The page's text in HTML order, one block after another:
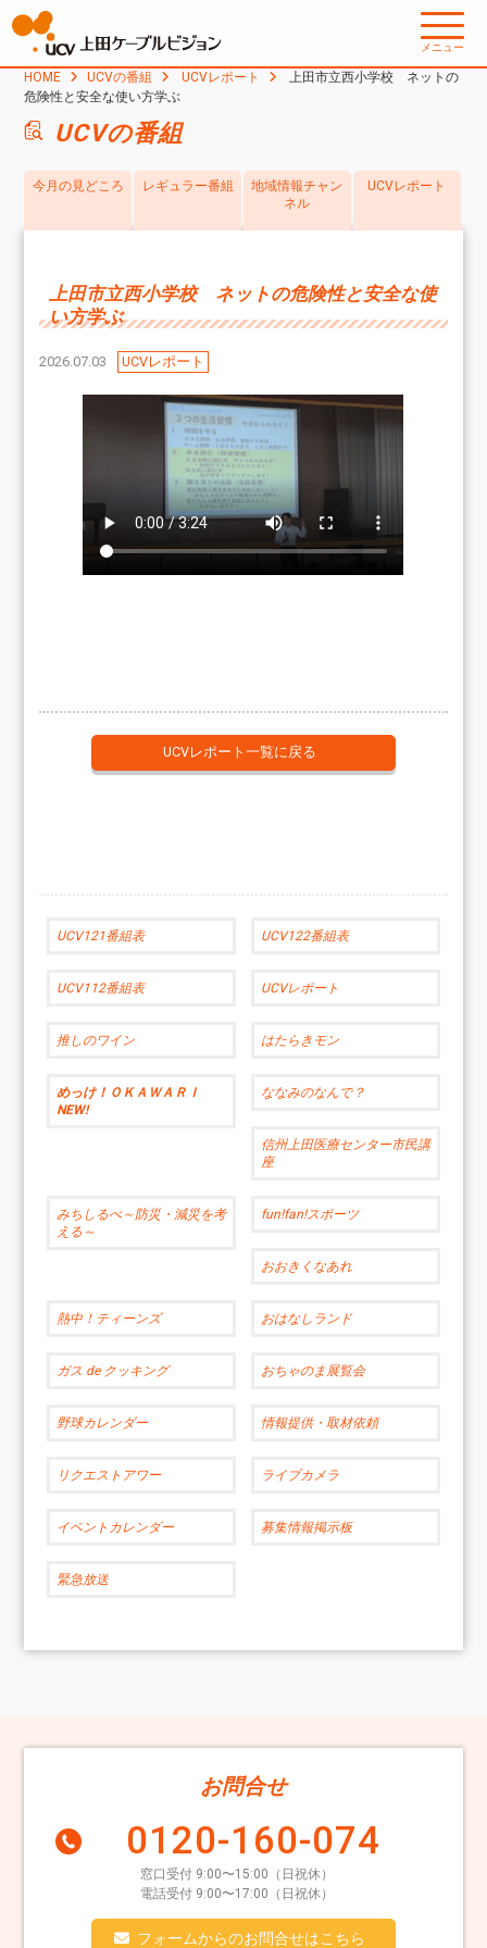
メニュー
HOME UCVの番組 UCVレポート
上田市立西小学校 ネットの
危険性と安全な使い方学ぶ
UCVの番組
今月の見どころ レギュラー番組
地域情報チャン
ネル
UCVレポート
上田市立西小学校 ネットの危険性と安全な使
い方学ぶ
2026.07.03 UCVレポート
UCVレポート一覧に戻る
UCV121番組表 UCV122番組表
UCV112番組表 UCVレポート
推しのワイン はたらきモン
めっけ！ＯＫＡＷＡＲＩ
NEW!
ななみのなんで？
信州上田医療センター市民講
座
みちしるべ～防災・減災を考
える～
fun!fan!スポーツ
おおきくなあれ
熱中！ティーンズ おはなしランド
ガス de クッキング おちゃのま展覧会
野球カレンダー 情報提供・取材依頼
リクエストアワー ライブカメラ
イベントカレンダー 募集情報掲示板
緊急放送
お問合せ
0120-160-074
窓口受付 9:00〜15:00（日祝休）
電話受付 9:00〜17:00（日祝休）
フォームからのお問合せはこちら